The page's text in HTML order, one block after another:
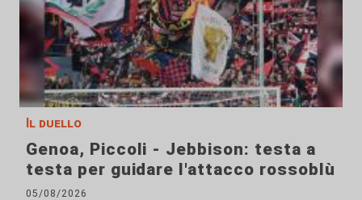
Il duello
Genoa, Piccoli - Jebbison: testa a
testa per guidare l'attacco rossoblù
05/08/2026